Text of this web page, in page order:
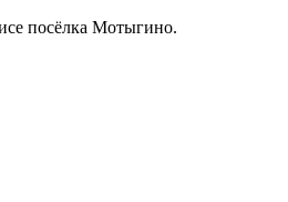
посёлка Мотыгино.